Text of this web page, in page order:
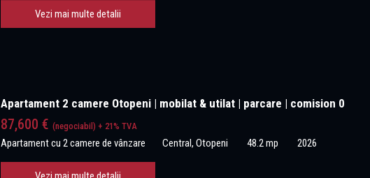
Vezi mai multe detalii
Apartament 2 camere Otopeni | mobilat & utilat | parcare | comision 0
87,600 € (negociabil) + 21% TVA
Apartament cu 2 camere de vânzare Central, Otopeni 48.2 mp 2026